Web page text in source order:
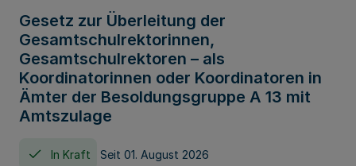
Gesetz zur Überleitung der
Gesamtschulrektorinnen,
Gesamtschulrektoren – als
Koordinatorinnen oder Koordinatoren in
Ämter der Besoldungsgruppe A 13 mit
Amtszulage
In Kraft Seit 01. August 2026